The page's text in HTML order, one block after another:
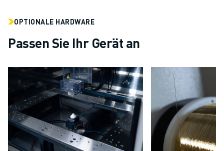
APPLIKATIONEN
5-ACHS-BEARBEITUNG
LICHTBOGENSCHWEISSEN
CNC-SCHLEIFEN
CNC-FRÄSEN
CNC-DREHEN
HOCHGESCHWINDIGKEITSBOHREN UND -GEWINDESCHNEIDEN
OPTIONALE HARDWARE
Passen Sie Ihr Gerät an